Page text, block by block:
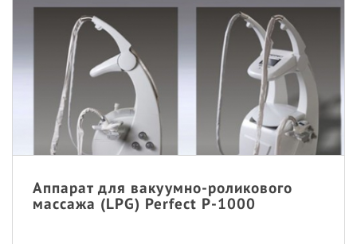
Аппарат для вакуумно-роликового
массажа (LPG) Perfect P-1000